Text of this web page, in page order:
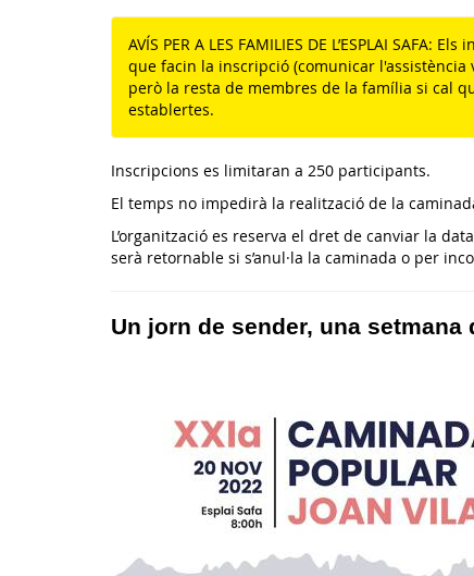
AVÍS PER A LES FAMILIES DE L’ESPLAI SAFA:
que facin la inscripció (comunicar
però la resta de membres de la família si cal
establertes.
Inscripcions es limitaran a 250 participants.
El temps no impedirà la realització de la
L’organització es reserva el dret de canviar la
serà retornable si s’anul·la la caminada o per
Un jorn de sender, una setmana